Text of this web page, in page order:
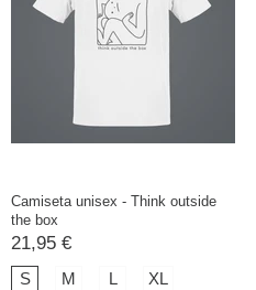
Camiseta unisex - Think outside
the box
21,95 €
S M L XL